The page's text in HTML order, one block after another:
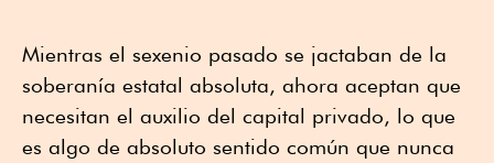
Mientras el sexenio pasado se jactaban de la
soberanía estatal absoluta, ahora aceptan que
necesitan el auxilio del capital privado, lo que
es algo de absoluto sentido común que nunca